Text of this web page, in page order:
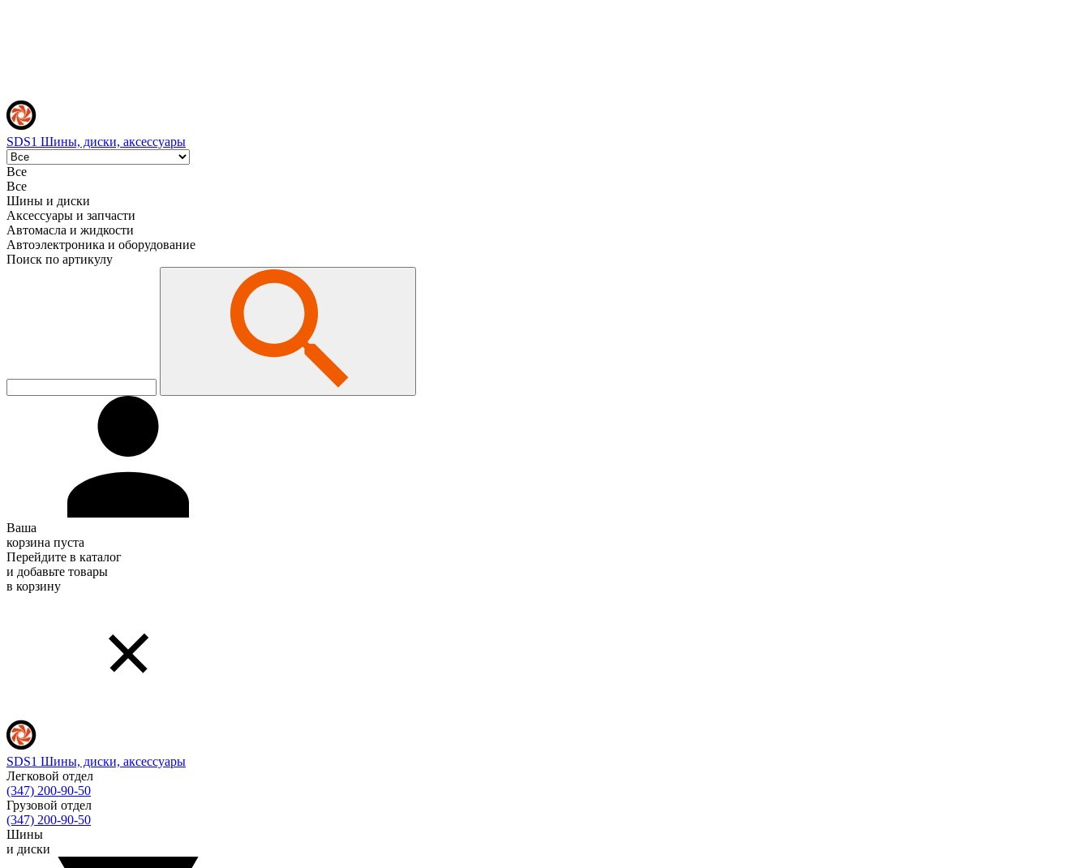
SDS1 Шины, диски, аксессуары
Все
Все
Шины и диски
Аксессуары и запчасти
Автомасла и жидкости
Автоэлектроника и оборудование
Поиск по артикулу
Ваша
корзина пуста
Перейдите в каталог
и добавьте товары
в корзину
SDS1 Шины, диски, аксессуары
Легковой отдел
(347) 200-90-50
Грузовой отдел
(347) 200-90-50
Шины
и диски